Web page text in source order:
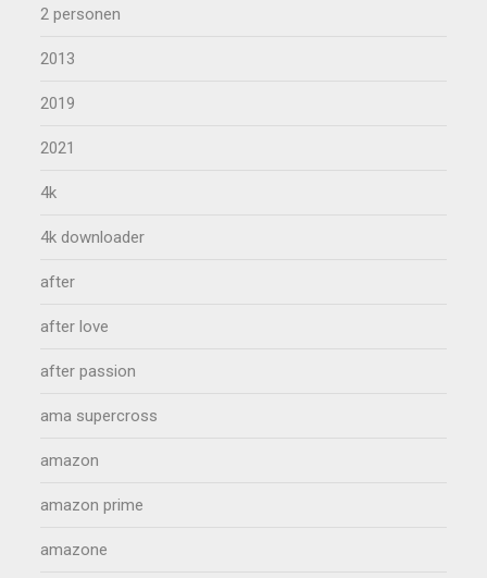
2 personen
2013
2019
2021
4k
4k downloader
after
after love
after passion
ama supercross
amazon
amazon prime
amazone